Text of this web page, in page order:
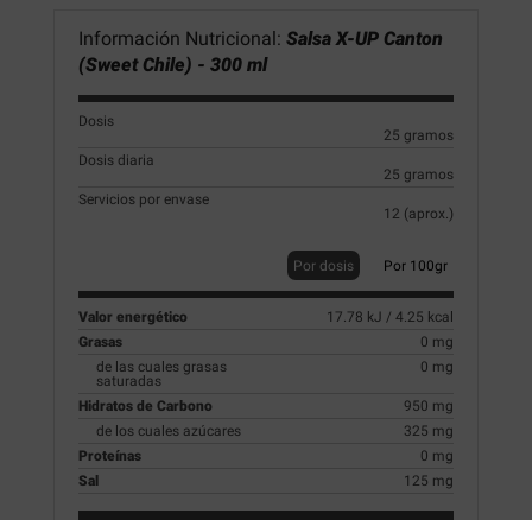
Información Nutricional: Salsa X-UP Canton
(Sweet Chile) - 300 ml
Dosis
25 gramos
Dosis diaria
25 gramos
Servicios por envase
12 (aprox.)
Por dosis Por 100gr
Valor energético
17.78 kJ / 4.25 kcal
Grasas
0 mg
de las cuales grasas
saturadas
0 mg
Hidratos de Carbono
950 mg
de los cuales azúcares
325 mg
Proteínas
0 mg
Sal
125 mg